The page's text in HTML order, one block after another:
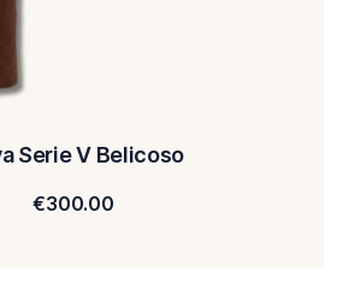
Serie V Belicoso
€300.00